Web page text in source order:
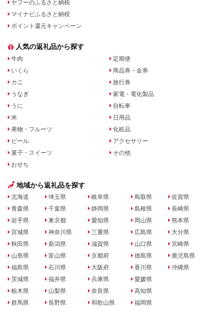
ヤフーのふるさと納税
マイナビふるさと納税
ポイント還元キャンペーン
人気の返礼品から探す
牛肉
いくら
カニ
うなぎ
うに
米
果物・フルーツ
ビール
菓子・スイーツ
おせち
定期便
商品券・金券
旅行券
家電・電化製品
自転車
日用品
化粧品
アクセサリー
その他
地域から返礼品を探す
北海道
青森県
岩手県
宮城県
秋田県
山形県
福島県
茨城県
栃木県
群馬県
埼玉県
千葉県
東京都
神奈川県
新潟県
富山県
石川県
福井県
山梨県
長野県
岐阜県
静岡県
愛知県
三重県
滋賀県
京都府
大阪府
兵庫県
奈良県
和歌山県
鳥取県
島根県
岡山県
広島県
山口県
徳島県
香川県
愛媛県
高知県
福岡県
佐賀県
長崎県
熊本県
大分県
宮崎県
鹿児島県
沖縄県